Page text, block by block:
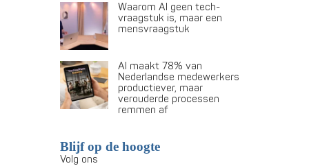
Waarom AI geen tech-
vraagstuk is, maar een
mensvraagstuk
AI maakt 78% van
Nederlandse medewerkers
productiever, maar
verouderde processen
remmen af
Blijf op de hoogte
Volg ons